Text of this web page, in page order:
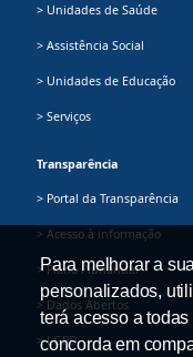
> Unidades de Saúde
> Assistência Social
> Unidades de Educação
> Serviços
Transparência
> Portal da Transparência
> Acesso à informação
> Plano Plurianual
> Dados Abertos
> LGPD
Para melhorar a
personalizados,
terá acesso a
concorda em